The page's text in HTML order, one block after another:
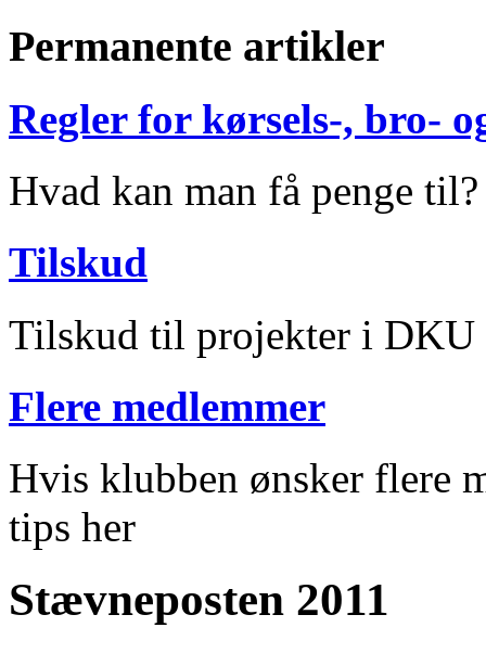
Permanente artikler
Regler for kørsels-, bro-
Hvad kan man få penge til?
Tilskud
Tilskud til projekter i DKU
Flere medlemmer
Hvis klubben ønsker flere
tips her
Stævneposten 2011